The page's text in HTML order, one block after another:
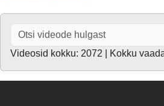
Videosid kokku: 2072 | Kokku